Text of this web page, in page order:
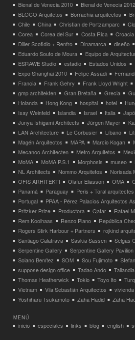
Bienal de Venecia 2010
Bienal de Venecia 2012
BLOCO Arquitetos
Borrachia arquitectos
Chile
China Christian de Portzamparc
Corea
Corea del Sur Costa Rica Croacia
Diller Scofidio + Renfro
Dinamarca diseño
Eduardo Souto de Moura
Equipo de
ESRAWE Studio
estadio Estados Unidos
Expo Shanghai 2010
Felipe Assadi
Francia
Frank Gehry Frank Lloyd Wright
gmp architekten
Gran Bretaña Grecia
Holanda
Hong Kong hospital hotel
Isay Weinfeld
Islandia Israel Italia
Junya Ishigami Architects
Jürgen Mayer
LAN Architecture
Le Corbusier Líbano
Magén Arquitectos
MAPA Marcio Kogan
Mecanoo Architecten
Metro Arquitetos
MoMA
MoMA P.S.1 Morphosis museo
NL Architects
Nommo Arquitetos Norisada
OFIS ARHITEKTI
Olafur Eliasson OMA
Panamá
Paraguay Peris + Toral arquitectes
Portugal
PPAA - Pérez Palacios Arquitectos
Pritzker Prize
Productora Qatar Rafael
Rem Koolhaas
Renzo Piano República
Rogers Stirk Harbour + Partners
rojkind
Santiago Calatrava
Saskia Sassen Selgas
Serpentine Gallery
Serpentine Gallery Pavilion
Solano Benítez
SOM Sou Fujimoto
suppose design office
Tadao Ando Tailandia
Thomas Heatherwick
Tokio Toyo Ito
Vietnam
Vila Sebastián Arquitectos vivienda
Yoshiharu Tsukamoto
Zaha Hadid Zaha
MENÚ
inicio especiales links blog english